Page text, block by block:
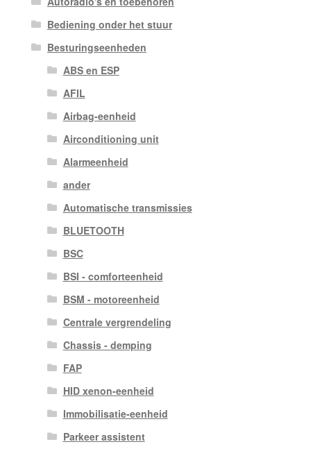
Bediening onder het stuur
Besturingseenheden
ABS en ESP
AFIL
Airbag-eenheid
Airconditioning unit
Alarmeenheid
ander
Automatische transmissies
BLUETOOTH
BSC
BSI - comforteenheid
BSM - motoreenheid
Centrale vergrendeling
Chassis - demping
FAP
HID xenon-eenheid
Immobilisatie-eenheid
Parkeer assistent